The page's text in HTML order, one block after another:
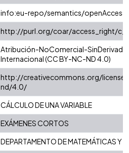
info:eu-repo/semantics/openAccess
http://purl.org/coar/access_right/
Atribución-NoComercial-
Internacional (CC BY-NC-ND 4.0)
http://creativecommons.org/
nd/4.0/
CÁLCULO DE UNA VARIABLE
EXÁMENES CORTOS
DEPARTAMENTO DE MATEMÁTICAS Y